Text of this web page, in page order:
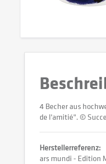
4 Becher aus
de l'amitié". ©
Herstellerreferenz:
ars mundi - Edition